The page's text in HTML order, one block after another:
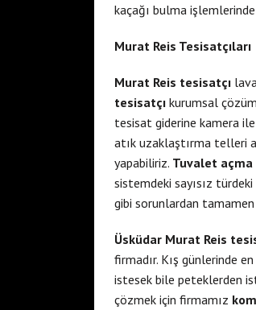
kaçağı bulma
Murat Reis Tesisatçıları
Murat Reis tesisatçı
tesisatçı kurumsal
tesisat giderine kamera ile
atık uzaklaştırma telleri
yapabiliriz. Tuvalet açma
sistemdeki sayısız
gibi sorunlardan
Üsküdar Murat Reis
firmadır. Kış günlerinde
istesek bile peteklerden
çözmek için firmamız